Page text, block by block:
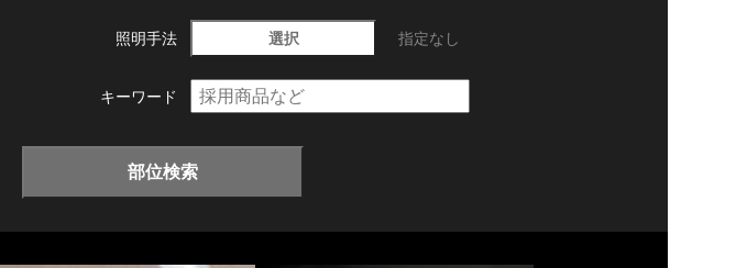
照明手法 選択 指定なし
キーワード
部位検索